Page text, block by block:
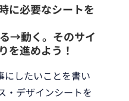
に必要なシートを
→動く。そのサイ
を進めよう！
にしたいことを書い
・デザインシートを